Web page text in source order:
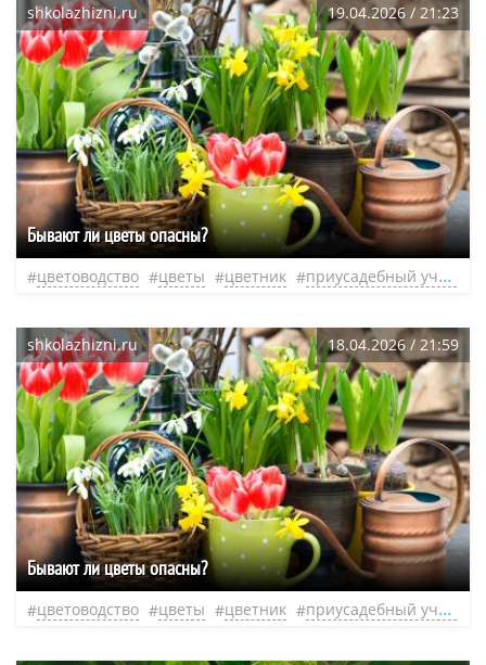
shkolazhizni.ru 19.04.2026 / 21:23
Бывают ли цветы опасны?
цветоводство цветы цветник приусадебный участок
shkolazhizni.ru 18.04.2026 / 21:59
Бывают ли цветы опасны?
цветоводство цветы цветник приусадебный участок